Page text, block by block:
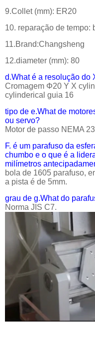
9.Collet (mm): ER20
10. reparação de tempo:
11.Brand:Changsheng
12.diameter (mm): 80
d.What é a resolução do
Cromagem Φ20 Y X
cylinderical guia 16
tipo de e.What de
ou servo?
Motor de passo NEMA 23
F. é um parafuso da
chumbo e o que é a
milímetros
bola de 1605 parafuso,
a pista é de 5mm.
grau de g.What do
Norma JIS C7.